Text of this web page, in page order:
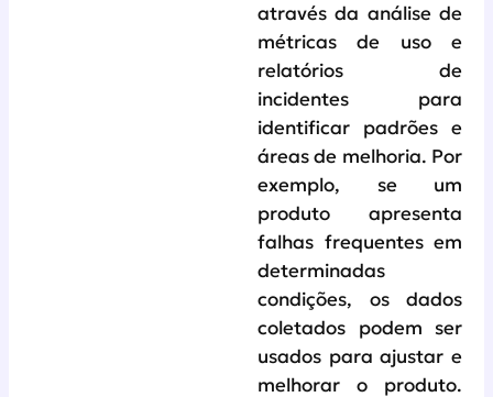
através da análise de
métricas de uso e
relatórios de
incidentes para
identificar padrões e
áreas de melhoria. Por
exemplo, se um
produto apresenta
falhas frequentes em
determinadas
condições, os dados
coletados podem ser
usados para ajustar e
melhorar o produto.